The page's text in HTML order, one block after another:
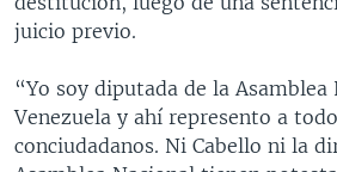
juicio previo.
“Yo soy diputada de la Asamblea
Venezuela y ahí represento a
conciudadanos. Ni Cabello ni la